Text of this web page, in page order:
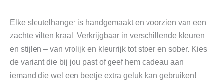
Elke sleutelhanger is handgemaakt en voorzien van een
zachte vilten kraal. Verkrijgbaar in verschillende kleuren
en stijlen – van vrolijk en kleurrijk tot stoer en sober. Kies
de variant die bij jou past of geef hem cadeau aan
iemand die wel een beetje extra geluk kan gebruiken!